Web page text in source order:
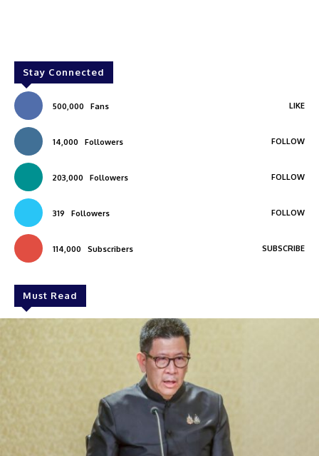
Stay Connected
500,000 Fans LIKE
14,000 Followers FOLLOW
203,000 Followers FOLLOW
319 Followers FOLLOW
114,000 Subscribers SUBSCRIBE
Must Read